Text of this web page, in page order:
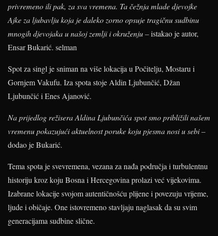
privremeno ili pak, za sva vremena. Ta čežnja mlade djevojke
Ajke za ljubavlju koja je daleko zorno opsuje tragičnu sudbinu
mnogih djevojaka u našoj zemlji i okruženju –istakao je autor,
Ensar Bukarić. selman
Spot za singl je sniman na više lokacija u Počitelju, Mostaru i
Gornjem Vakufu. Iza spota stoje Aldin Ljubunčić, Džan
Ljubunčić i Enes Ajanović.
Na prijedlog režisera Aldina Ljubunčića spot smo približili našem
vremenu pokazujući aktuelnost poruke koju pjesma nosi u sebi –
dodao je Bukarić.
Tema spota je svevremena, vezana za nađa područja i turbulentnu
historiju kroz koju Bosna i Hercegovina prolazi već vijekovima.
Izabrane lokacije svojom autentičnošću plijene i povezuju vrijeme,
ljude i običaje. One istovremeno stavljaju naglasak da su svim
generacijama sudbine slične.